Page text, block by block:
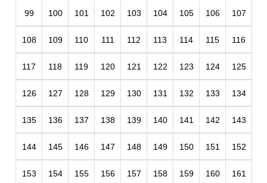
99 100 101 102 103 104 105 106 107
108 109 110 111 112 113 114 115 116
117 118 119 120 121 122 123 124 125
126 127 128 129 130 131 132 133 134
135 136 137 138 139 140 141 142 143
144 145 146 147 148 149 150 151 152
153 154 155 156 157 158 159 160 161